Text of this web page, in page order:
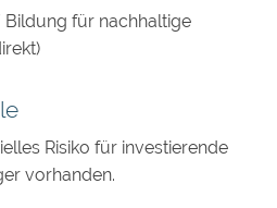
für nachhaltige
Risiko für investierende
vorhanden.